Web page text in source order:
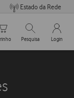
Estado da Rede
de compras
Pesquisar
Pesquisa
My
Login